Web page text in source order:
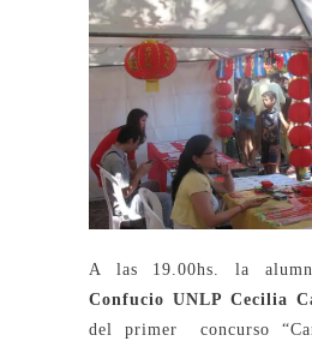
A las 19.00hs. la
Confucio UNLP Cecilia
del primer concurso